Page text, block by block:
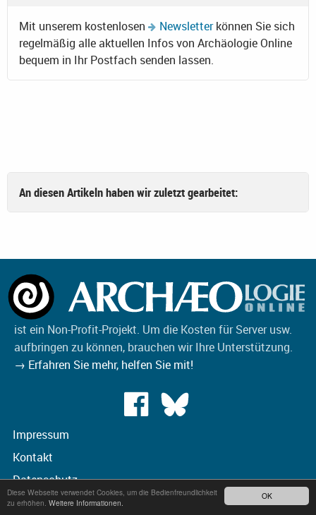
OK
Diese Webseite verwendet Cookies, um die Bedienfreundlichkeit
zu erhöhen. Weitere Informationen.
Mit unserem kostenlosen Newsletterkönnen Sie sich
regelmäßig alle aktuellen Infos von Archäologie Online
bequem in Ihr Postfach senden lassen.
An diesen Artikeln haben wir zuletzt gearbeitet:
ist ein Non-Profit-Projekt. Um die Kosten für Server usw.
aufbringen zu können, brauchen wir Ihre Unterstützung.
→ Erfahren Sie mehr, helfen Sie mit!
Impressum
Kontakt
Datenschutz